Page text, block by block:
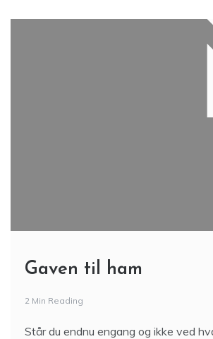
Gaven til ham
2 Min Reading
Står du endnu engang og ikke ved